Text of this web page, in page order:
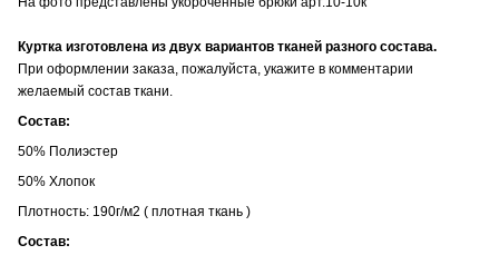
Куртка изготовлена из двух вариантов тканей разного состава.
При оформлении заказа, пожалуйста, укажите в комментарии
желаемый состав ткани.
Состав:
50% Полиэстер
50% Хлопок
Плотность: 190г/м2 ( плотная ткань )
Состав: